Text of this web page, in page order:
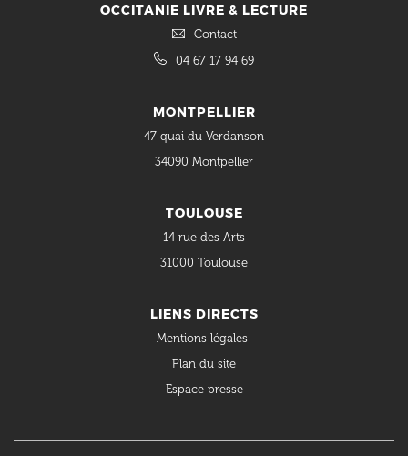
OCCITANIE LIVRE & LECTURE
Contact
04 67 17 94 69
MONTPELLIER
47 quai du Verdanson
34090 Montpellier
TOULOUSE
14 rue des Arts
31000 Toulouse
LIENS DIRECTS
Mentions légales
Plan du site
Espace presse